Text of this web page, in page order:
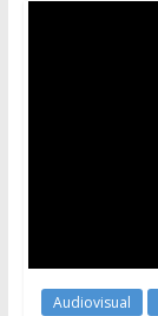
Audiovisual